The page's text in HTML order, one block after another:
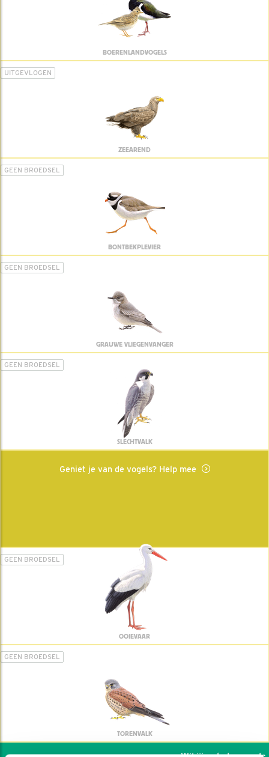
BOERENLANDVOGELS
UITGEVLOGEN
ZEEAREND
GEEN BROEDSEL
BONTBEKPLEVIER
GEEN BROEDSEL
GRAUWE VLIEGENVANGER
GEEN BROEDSEL
SLECHTVALK
Geniet je van de vogels? Help mee
GEEN BROEDSEL
OOIEVAAR
GEEN BROEDSEL
TORENVALK